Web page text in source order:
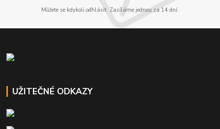
Můžete se kdykoli odhlásit. Zasíláme jednou za 14 dní.
UŽITEČNÉ ODKAZY